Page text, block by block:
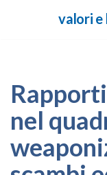
valori e
nel